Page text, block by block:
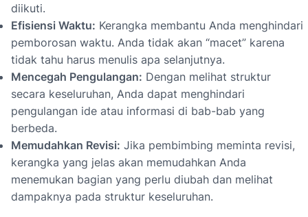
diikuti.
Efisiensi Waktu: Kerangka membantu Anda menghindari
pemborosan waktu. Anda tidak akan “macet” karena
tidak tahu harus menulis apa selanjutnya.
Mencegah Pengulangan: Dengan melihat struktur
secara keseluruhan, Anda dapat menghindari
pengulangan ide atau informasi di bab-bab yang
berbeda.
Memudahkan Revisi: Jika pembimbing meminta revisi,
kerangka yang jelas akan memudahkan Anda
menemukan bagian yang perlu diubah dan melihat
dampaknya pada struktur keseluruhan.